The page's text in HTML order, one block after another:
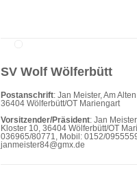
SV Wolf Wölferbütt
Postanschrift: Jan Meister, Am
36404 Wölferbütt/OT Mariengart
Vorsitzender/Präsident: Jan
Kloster 10, 36404 Wölferbütt/OT
036965/80771, Mobil: 0152/
janmeister84@gmx.de